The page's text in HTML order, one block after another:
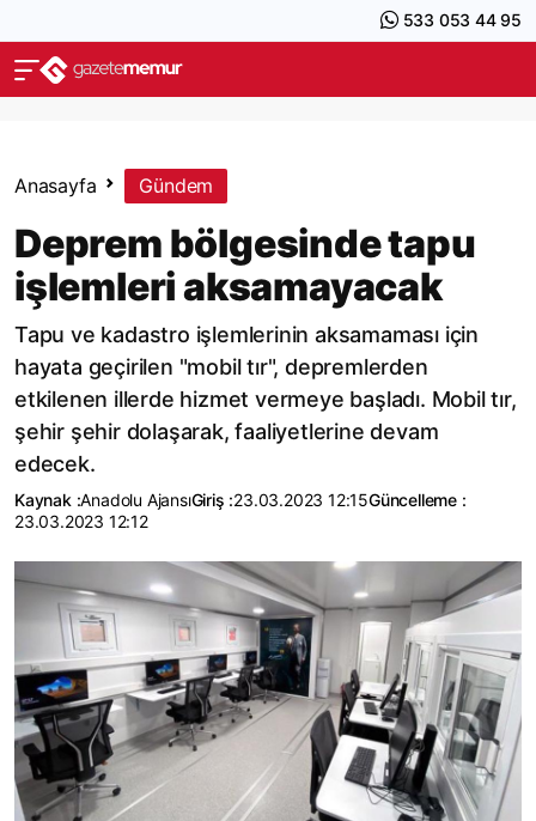
533 053 44 95
Anasayfa Gündem
Deprem bölgesinde tapu
işlemleri aksamayacak
Tapu ve kadastro işlemlerinin aksamaması için
hayata geçirilen "mobil tır", depremlerden
etkilenen illerde hizmet vermeye başladı. Mobil tır,
şehir şehir dolaşarak, faaliyetlerine devam
edecek.
Kaynak :Anadolu AjansıGiriş :23.03.2023 12:15Güncelleme :
23.03.2023 12:12